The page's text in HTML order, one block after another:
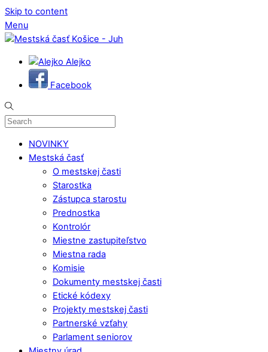
Skip to content
Menu
Alejko
Facebook
NOVINKY
Mestská časť
O mestskej časti
Starostka
Zástupca starostu
Prednostka
Kontrolór
Miestne zastupiteľstvo
Miestna rada
Komisie
Dokumenty mestskej časti
Etické kódexy
Projekty mestskej časti
Partnerské vzťahy
Parlament seniorov